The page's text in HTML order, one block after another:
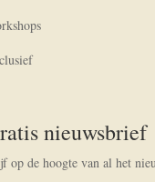
nieuwsbrief
op de hoogte van al het